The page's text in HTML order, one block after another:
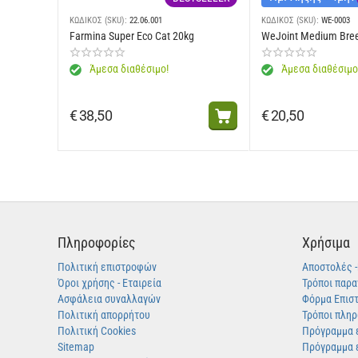
Πρόσθετες ύλες: Βιταμίνη Α: 29500 IU, Βιταμίνη D3: 800 IU,
Κλινοπτιλόλιθος ιζηματογενούς προέλευσης: 5 g - Αισθητικά
Αναλυτικά συστατικά: Πρωτεΐνη: 28,0% - Περιεκτικότητα σε
*L.I.P .: πρωτεΐνη που επιλέγεται για την πολύ υψηλή της
ΚΩΔΙΚΟΣ (SKU): 22.06.001
Farmina Super Eco Cat 20kg
Άμεσα διαθέσιμο!
€38,50
ΚΩΔΙΚΟΣ (SKU): WE-0003
WeJoint Medium
Άμεσα
€20,50
Πληροφορίες
Πολιτική επιστροφών
Όροι χρήσης - Εταιρεία
Ασφάλεια συναλλαγών
Πολιτική απορρήτου
Πολιτική Cookies
Sitemap
Χρήσιμα
Αποστολές
Τρόποι
Φόρμα
Τρόποι
Πρόγραμμα
Πρόγραμμα